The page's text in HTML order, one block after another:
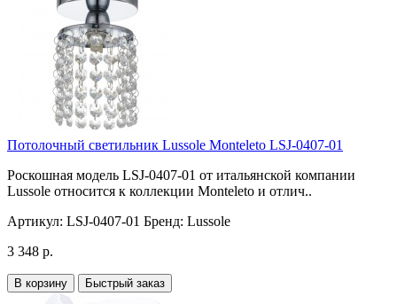
Потолочный светильник Lussole Monteleto LSJ-0407-01
Роскошная модель LSJ-0407-01 от итальянской компании
Lussole относится к коллекции Monteleto и отлич..
Артикул: LSJ-0407-01 Бренд: Lussole
3 348 р.
В корзину Быстрый заказ